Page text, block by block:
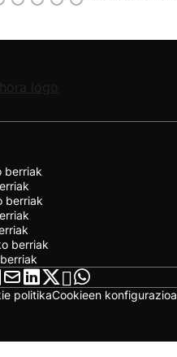
berriak
berriak
berriak
politikaCookieen konfigurazioa